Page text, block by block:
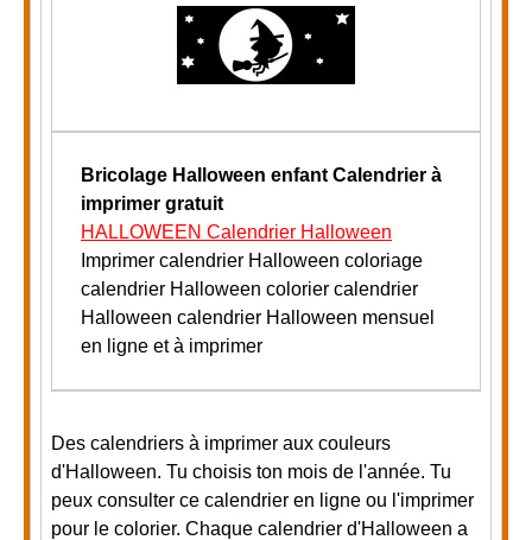
Bricolage Halloween enfant Calendrier à
imprimer gratuit
HALLOWEEN Calendrier Halloween
Imprimer calendrier Halloween coloriage
calendrier Halloween colorier calendrier
Halloween calendrier Halloween mensuel
en ligne et à imprimer
Des calendriers à imprimer aux couleurs
d'Halloween. Tu choisis ton mois de l'année. Tu
peux consulter ce calendrier en ligne ou l'imprimer
pour le colorier. Chaque calendrier d'Halloween a